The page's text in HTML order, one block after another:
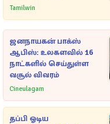
கட்டுப்படுத்த பொலிஸார்
Tamilwin
ஜனநாயகன் பாக்ஸ்
ஆபிஸ்: உலகளவில் 16
நாட்களில் செய்துள்ள
வசூல் விவரம்
Cineulagam
தப்பி ஓடிய